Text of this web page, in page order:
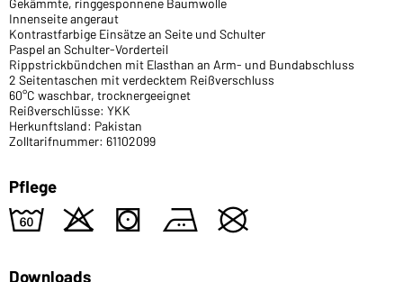
Innenseite angeraut
Kontrastfarbige Einsätze an Seite und Schulter
Paspel an Schulter-Vorderteil
Rippstrickbündchen mit Elasthan an Arm- und Bundabschluss
2 Seitentaschen mit verdecktem Reißverschluss
60°C waschbar, trocknergeeignet
Reißverschlüsse: YKK
Herkunftsland: Pakistan
Zolltarifnummer: 61102099
Pflege
4 o s b U
Downloads